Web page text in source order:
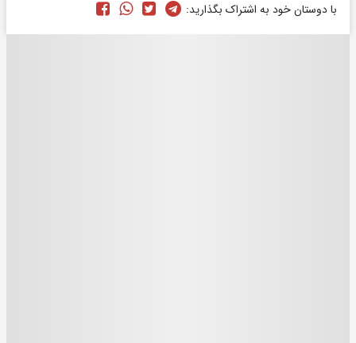
با دوستان خود به اشتراک بگذارید: